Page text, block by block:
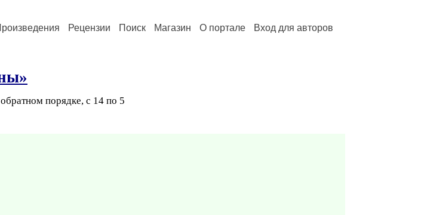
Рецензии Поиск Магазин О портале Вход для авторов
порядке, с 14 по 5